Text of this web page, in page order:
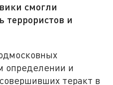
смогли
террористов и
определении и
теракт в